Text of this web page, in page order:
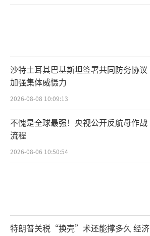
沙特土耳其巴基斯坦签署共同防务协议
加强集体威慑力
2026-08-08 10:09:13
不愧是全球最强！央视公开反航母作战
流程
2026-08-06 10:50:54
特朗普关税“换壳”术还能撑多久 经济